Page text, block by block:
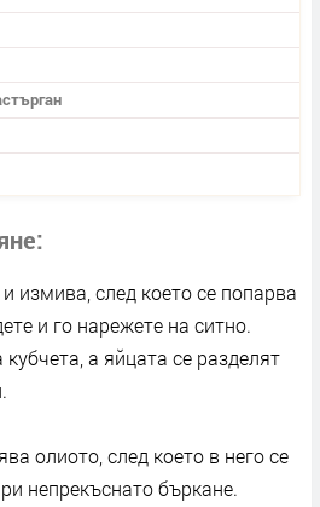
измива, след което се попарва
и го нарежете на ситно.
а яйцата се разделят
олиото, след което в него се
непрекъснато бъркане.